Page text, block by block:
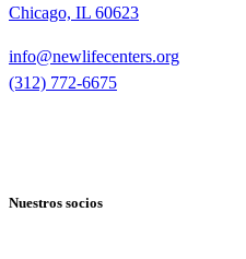
Chicago, IL 60623
info@newlifecenters.org
(312) 772-6675
Nuestros socios